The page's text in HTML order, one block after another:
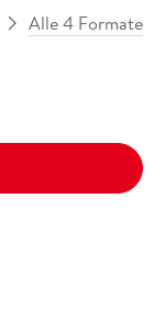
Alle 4 Formate